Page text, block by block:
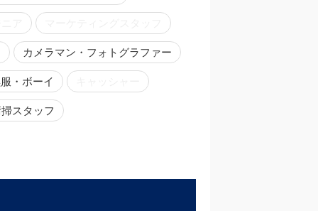
カメラマン・フォトグラファー
・ボーイ
スタッフ